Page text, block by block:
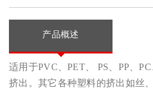
产品概述
适用于PVC、PET、 PS、PP、
挤出。其它各种塑料的挤出如丝、